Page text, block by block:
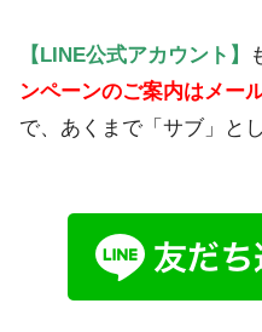
【LINE公式アカウント】
ンペーンのご案内はメー
で、あくまで「サブ」と